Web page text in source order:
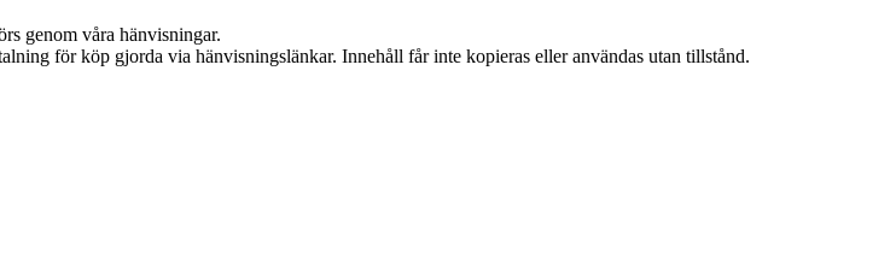
genom våra hänvisningar.
för köp gjorda via hänvisningslänkar. Innehåll får inte kopieras eller användas utan tillstånd.